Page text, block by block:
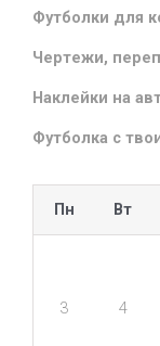
Футболки для
Чертежи,
Наклейки на
Футболка с
Пн Вт
3 4